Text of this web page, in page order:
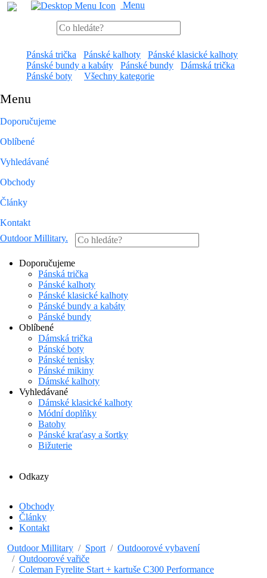
Menu
Pánská trička Pánské kalhoty
Pánské klasické kalhoty
Pánské bundy a kabáty
Pánské bundy
Dámská trička
Pánské boty
Všechny kategorie
Menu
Doporučujeme
Oblíbené
Vyhledávané
Obchody
Články
Kontakt
Outdoor Millitary.
Doporučujeme
Pánská trička
Pánské kalhoty
Pánské klasické kalhoty
Pánské bundy a kabáty
Pánské bundy
Oblíbené
Dámská trička
Pánské boty
Pánské tenisky
Pánské mikiny
Dámské kalhoty
Vyhledávané
Dámské klasické kalhoty
Módní doplňky
Batohy
Pánské kraťasy a šortky
Bižuterie
Odkazy
Obchody
Články
Kontakt
Outdoor Millitary
Sport
Outdoorové vybavení
Outdoorové vařiče
Coleman Fyrelite Start + kartuše C300 Performance